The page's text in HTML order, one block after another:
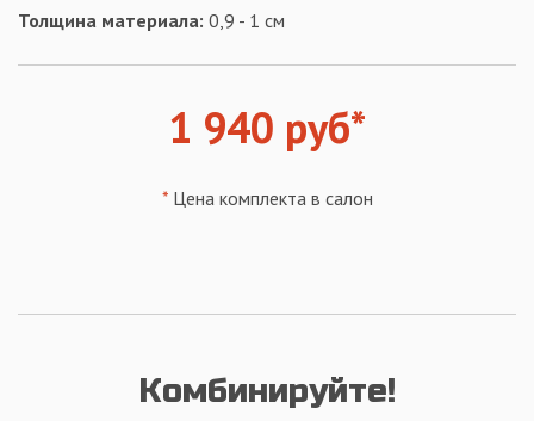
Толщина материала: 0,9 - 1 см
1 940 руб*
*Цена комплекта в салон
Комбинируйте!